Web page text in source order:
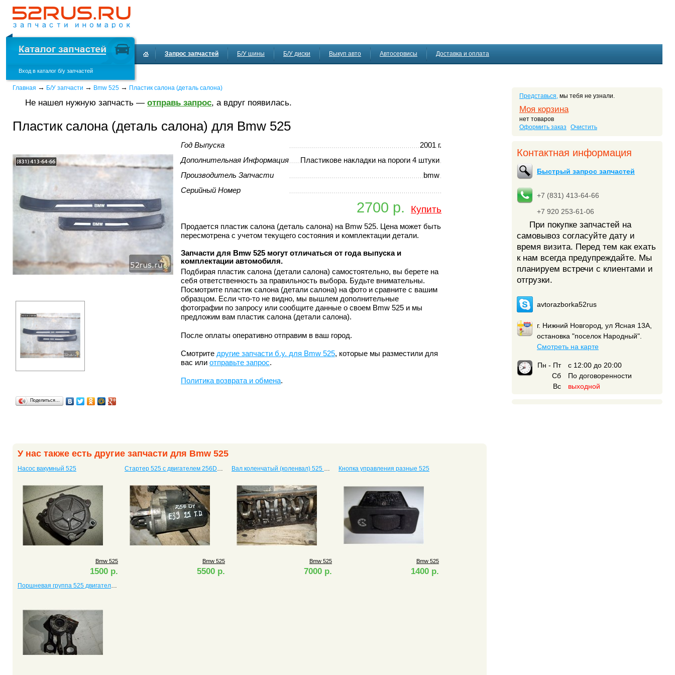
Вход в каталог б/у запчастей
Запрос запчастей Б/У шины Б/У диски Выкуп авто Автосервисы Доставка и оплата
Представься, мы тебя не узнали.
Моя корзина
нет товаров
Оформить заказ
Очистить
Контактная информация
Быстрый запрос запчастей
+7 (831) 413-64-66
+7 920 253-61-06
При покупке запчастей на
самовывоз согласуйте дату и
время визита. Перед тем как ехать
к нам всегда предупреждайте. Мы
планируем встречи с клиентами и
отгрузки.
avtorazborka52rus
г. Нижний Новгород, ул Ясная 13А,
остановка "поселок Народный".
Смотреть на карте
Пн - Пт
с 12:00 до 20:00
Сб
По договоренности
Вс
выходной
Главная → Б/У запчасти → Bmw 525 → Пластик салона (деталь салона)
Не нашел нужную запчасть —отправь запрос, а вдруг появилась.
Пластик салона (деталь салона) для Bmw 525
Год Выпуска
2001 г.
Дополнительная Информация
Пластикове накладки на пороги 4 штуки
Производитель Запчасти
bmw
Серийный Номер
2700 р. Купить
Продается пластик салона (деталь салона) на Bmw 525. Цена может быть
пересмотрена с учетом текущего состояния и комплектации детали.
Запчасти для Bmw 525 могут отличаться от года выпуска и
комплектации автомобиля.
Подбирая пластик салона (детали салона) самостоятельно, вы берете на
себя ответственность за правильность выбора. Будьте внимательны.
Посмотрите пластик салона (детали салона) на фото и сравните с вашим
образцом. Если что-то не видно, мы вышлем дополнительные
фотографии по запросу или сообщите данные о своем Bmw 525 и мы
предложим вам пластик салона (детали салона).
После оплаты оперативно отправим в ваш город.
Смотрите другие запчасти б.у. для Bmw 525, которые мы разместили для
вас или отправьте запрос.
Политика возврата и обмена.
Поделиться…
У нас также есть другие запчасти для Bmw 525
Насос вакумный 525
Bmw 525
1500 р.
Стартер 525 c двигателем 256D1 M57
Bmw 525
5500 р.
Вал коленчатый (коленвал) 525 с двигателем M57D25, 256d1
Bmw 525
7000 р.
Кнопка управления разные 525
Bmw 525
1400 р.
Поршневая группа 525 двигатель M57D25